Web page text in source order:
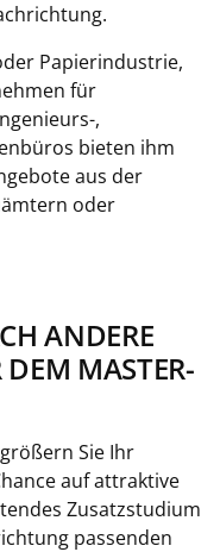
Papierindustrie,
für
,
bieten ihm
aus der
oder
ANDERE
MASTER-
Sie Ihr
auf attraktive
Zusatzstudium
passenden